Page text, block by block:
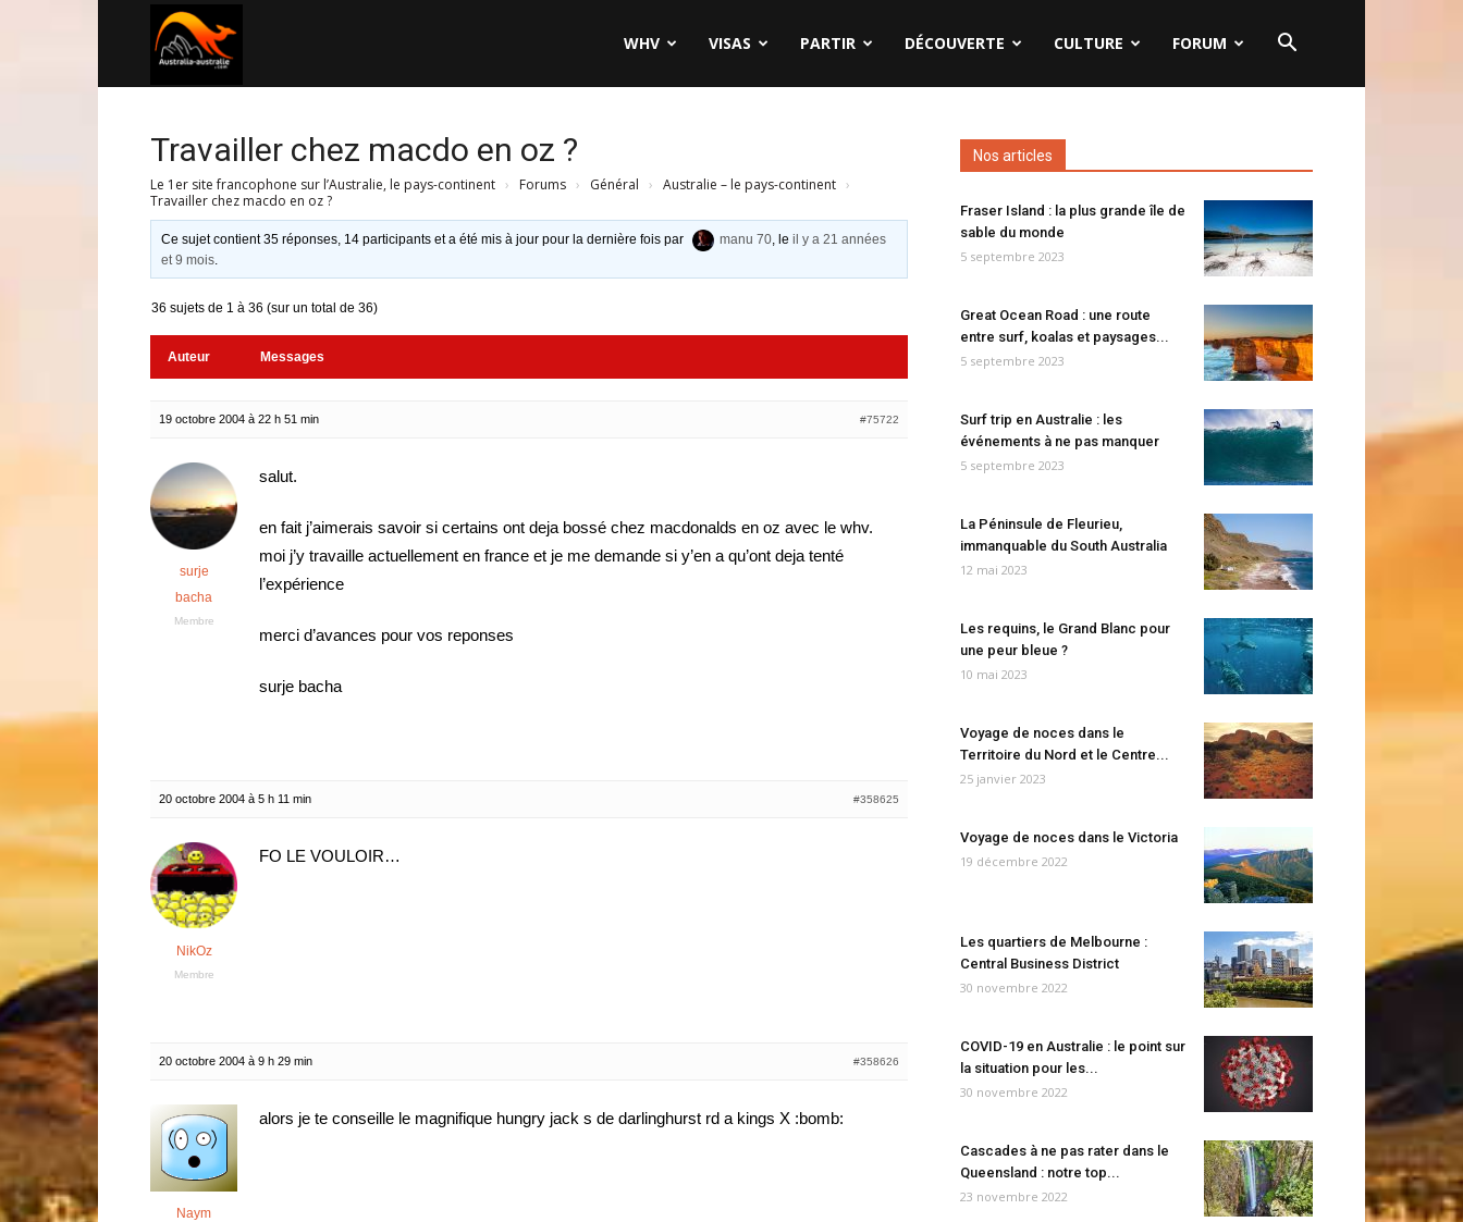
WHV VISAS PARTIR DÉCOUVERTE CULTURE FORUM
Travailler chez macdo en oz ?
Le 1er site francophone sur l’Australie, le pays-continent › Forums › Général › Australie – le pays-continent ›
Travailler chez macdo en oz ?
Ce sujet contient 35 réponses, 14 participants et a été mis à jour pour la dernière fois par manu 70, leil y a 21 années
et 9 mois.
36 sujets de 1 à 36 (sur un total de 36)
Auteur Messages
19 octobre 2004 à 22 h 51 min #75722
surje
bacha
Membre
salut.
en fait j’aimerais savoir si certains ont deja bossé chez macdonalds en oz avec le whv.
moi j’y travaille actuellement en france et je me demande si y’en a qu’ont deja tenté
l’expérience
merci d’avances pour vos reponses
surje bacha
20 octobre 2004 à 5 h 11 min #358625
NikOz
Membre
FO LE VOULOIR…
20 octobre 2004 à 9 h 29 min #358626
Naym
alors je te conseille le magnifique hungry jack s de darlinghurst rd a kings X :bomb:
Nos articles
Fraser Island : la plus grande île de
sable du monde
5 septembre 2023
Great Ocean Road : une route
entre surf, koalas et paysages...
5 septembre 2023
Surf trip en Australie : les
événements à ne pas manquer
5 septembre 2023
La Péninsule de Fleurieu,
immanquable du South Australia
12 mai 2023
Les requins, le Grand Blanc pour
une peur bleue ?
10 mai 2023
Voyage de noces dans le
Territoire du Nord et le Centre...
25 janvier 2023
Voyage de noces dans le Victoria
19 décembre 2022
Les quartiers de Melbourne :
Central Business District
30 novembre 2022
COVID-19 en Australie : le point sur
la situation pour les...
30 novembre 2022
Cascades à ne pas rater dans le
Queensland : notre top...
23 novembre 2022